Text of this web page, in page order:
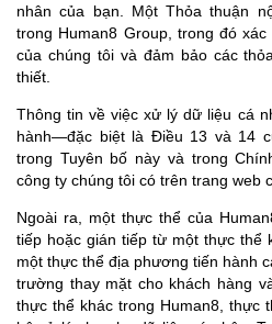
nhân của bạn. Một Thỏa thuận
trong Human8 Group, trong đó
của chúng tôi và đảm bảo các
thiết.
Thông tin về việc xử lý dữ liệu cá
hành—đặc biệt là Điều 13 và 14
trong Tuyên bố này và trong
công ty chúng tôi có trên trang web
Ngoài ra, một thực thể của
tiếp hoặc gián tiếp từ một thực thể
một thực thể địa phương tiến hành
trường thay mặt cho khách hàng
thực thể khác trong Human8, thực